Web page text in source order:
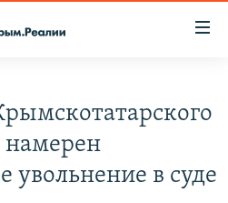
намерен
увольнение в суде